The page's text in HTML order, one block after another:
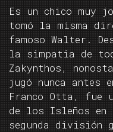
Es un chico muy
tomó la misma
famoso Walter.
la simpatia de
Zakynthos,
jugó nunca antes
Franco Otta, fue
de los Isleños en
segunda división